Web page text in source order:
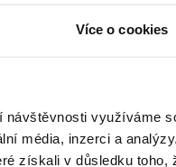
Více o cookies
návštěvnosti využíváme
média, inzerci a
získali v důsledku toho,
Dřevěná
Dřevěná
Dřevěná
Dřevěná